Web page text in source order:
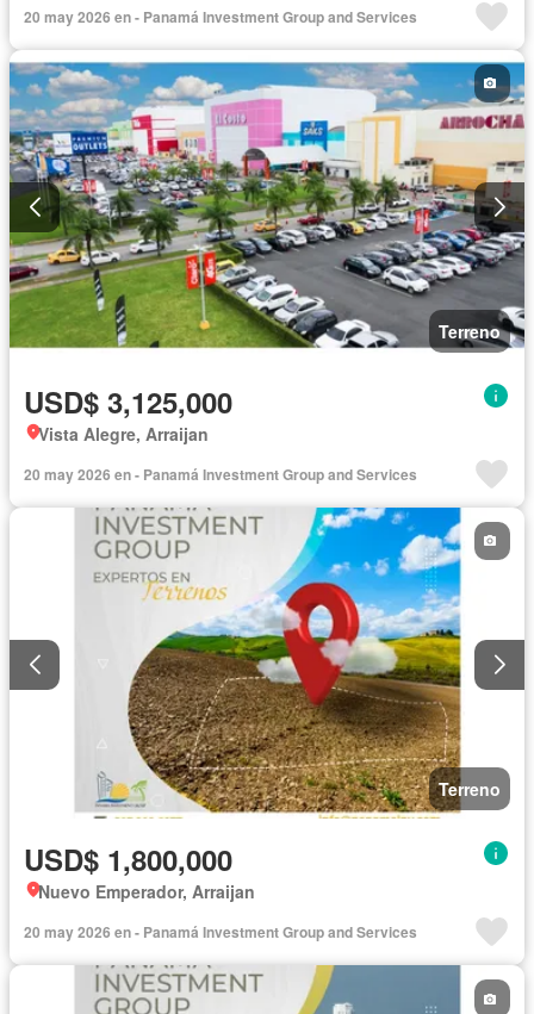
20 may 2026 en - Panamá Investment Group and Services
Terreno
USD$ 3,125,000
Vista Alegre, Arraijan
20 may 2026 en - Panamá Investment Group and Services
Terreno
USD$ 1,800,000
Nuevo Emperador, Arraijan
20 may 2026 en - Panamá Investment Group and Services